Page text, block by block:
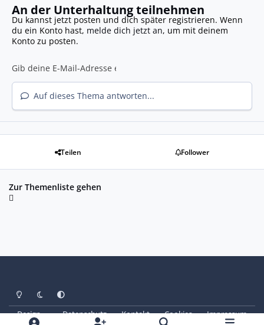
An der Unterhaltung teilnehmen
Du kannst jetzt posten und dich später registrieren. Wenn
du ein Konto hast, melde dich jetzt an, um mit deinem
Konto zu posten.
Auf dieses Thema antworten...
Teilen Follower
Zur Themenliste gehen
Heller ModusDunkler Modus
Systemeinstellung
Design Datenschutz Kontakt Cookies
Impressum